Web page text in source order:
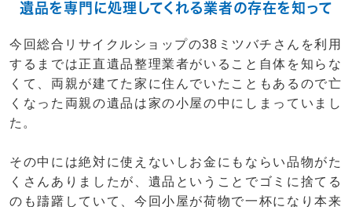
遺品を専門に処理してくれる業者の存在を知って
今回総合リサイクルショップの38ミツバチさんを利用
するまでは正直遺品整理業者がいること自体を知らな
くて、両親が建てた家に住んでいたこともあるので亡
くなった両親の遺品は家の小屋の中にしまっていまし
た。
その中には絶対に使えないしお金にもならい品物がた
くさんありましたが、遺品ということでゴミに捨てる
のも躊躇していて、今回小屋が荷物で一杯になり本来